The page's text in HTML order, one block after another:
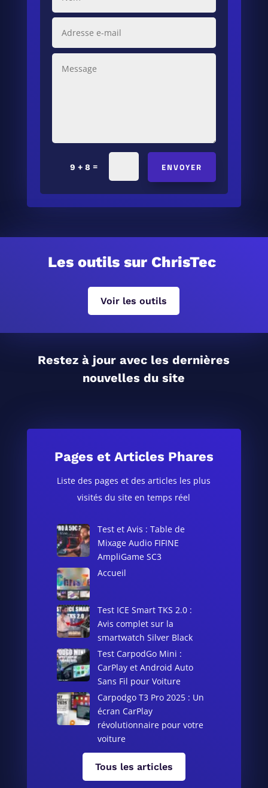
9 + 8 = ENVOYER
Les outils sur ChrisTec
Voir les outils
Restez à jour avec les dernières
nouvelles du site
Pages et Articles Phares
Liste des pages et des articles les plus
visités du site en temps réel
Test et Avis : Table de
Mixage Audio FIFINE
AmpliGame SC3
Accueil
Test ICE Smart TKS 2.0 :
Avis complet sur la
smartwatch Silver Black
Test CarpodGo Mini :
CarPlay et Android Auto
Sans Fil pour Voiture
Carpodgo T3 Pro 2025 : Un
écran CarPlay
révolutionnaire pour votre
voiture
Tous les articles